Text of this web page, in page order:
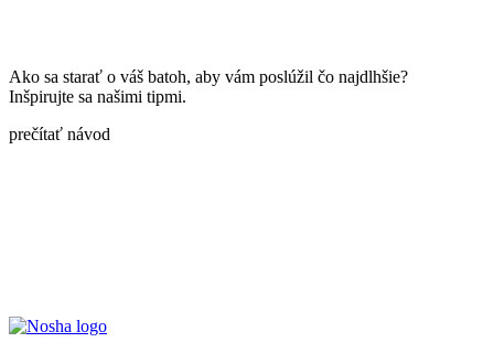
Ako sa starať o váš batoh, aby vám poslúžil čo najdlhšie?
Inšpirujte sa našimi tipmi.
prečítať návod